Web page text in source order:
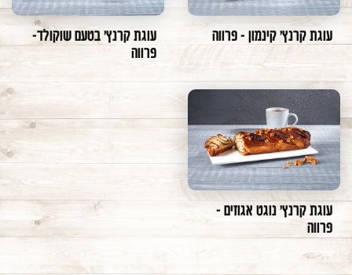
עוגות שמרים
אפוי קפוא
חלבי
פרווה
עוגת קרנץ׳ קינמון - פרווה
עוגת קרנץ׳ בטעם שוקולד-
פרווה
עוגת קרנץ׳ נוגט אגוזים -
פרווה